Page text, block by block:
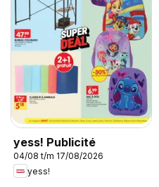
yess! Publicité
04/08 t/m 17/08/2026
yess!